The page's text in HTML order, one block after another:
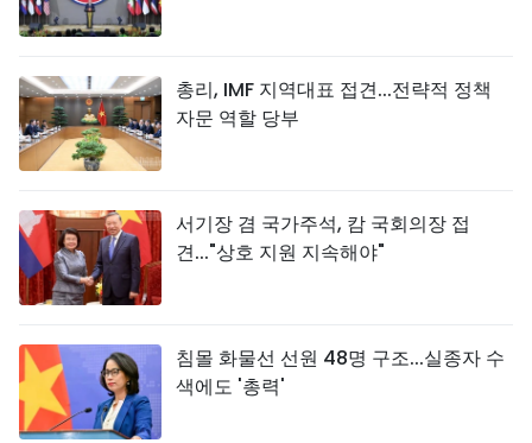
총리, IMF 지역대표 접견...전략적 정책
자문 역할 당부
서기장 겸 국가주석, 캄 국회의장 접
견..."상호 지원 지속해야"
침몰 화물선 선원 48명 구조...실종자 수
색에도 '총력'